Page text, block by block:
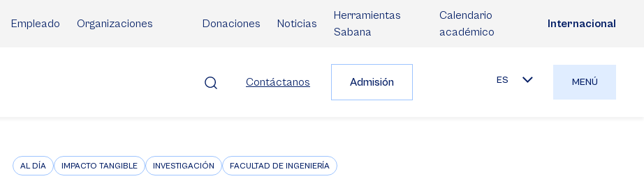
Empleado Organizaciones Donaciones Noticias
Herramientas
Sabana
Calendario
académico
Internacional
Contáctanos Admisión ES MENÚ
AL DÍA IMPACTO TANGIBLE INVESTIGACIÓN FACULTAD DE INGENIERÍA